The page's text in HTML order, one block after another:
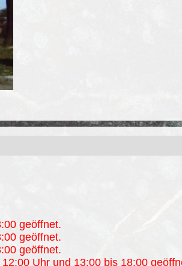
geöffnet.
geöffnet.
geöffnet.
Uhr und 13:00 bis 18:00